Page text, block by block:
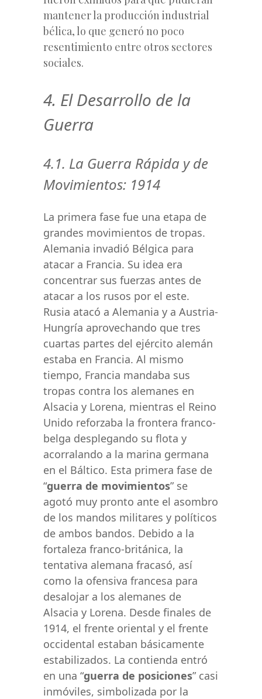
mantener la producción industrial
bélica, lo que generó no poco
resentimiento entre otros sectores
sociales.
4. El Desarrollo de la
Guerra
4.1. La Guerra Rápida y de
Movimientos: 1914
La primera fase fue una etapa de
grandes movimientos de tropas.
Alemania invadió Bélgica para
atacar a Francia. Su idea era
concentrar sus fuerzas antes de
atacar a los rusos por el este.
Rusia atacó a Alemania y a Austria-
Hungría aprovechando que tres
cuartas partes del ejército alemán
estaba en Francia. Al mismo
tiempo, Francia mandaba sus
tropas contra los alemanes en
Alsacia y Lorena, mientras el Reino
Unido reforzaba la frontera franco-
belga desplegando su flota y
acorralando a la marina germana
en el Báltico. Esta primera fase de
“guerra de movimientos” se
agotó muy pronto ante el asombro
de los mandos militares y políticos
de ambos bandos. Debido a la
fortaleza franco-británica, la
tentativa alemana fracasó, así
como la ofensiva francesa para
desalojar a los alemanes de
Alsacia y Lorena. Desde finales de
1914, el frente oriental y el frente
occidental estaban básicamente
estabilizados. La contienda entró
en una “guerra de posiciones” casi
inmóviles, simbolizada por la